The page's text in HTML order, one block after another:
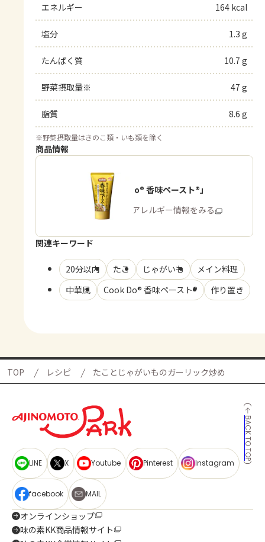
エネルギー
164 kcal
塩分 1.3 g
たんぱく質 10.7 g
野菜摂取量※ 47 g
脂質 8.6 g
※野菜摂取量はきのこ類・いも類を除く
商品情報
「Cook Do® 香味ペースト®」
商品・アレルギー情報をみる
関連キーワード
20分以内 たこ じゃがいも
メイン料理
中華風
Cook Do® 香味ペースト® 作り置き
TOP レシピ たことじゃがいものガーリック炒め
BACK TO TOP
LINE X Youtube Pinterest Instagram
facebook MAIL
オンラインショップ
味の素KK商品情報サイト